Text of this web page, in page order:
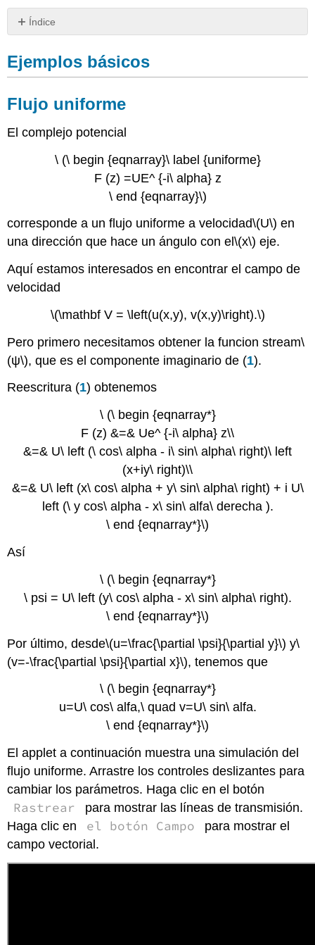
Índice
básicos
Flujo
Flujo
de
punto
estancamiento
Vortex
Combinando
complejos
Ejemplos básicos
Flujo uniforme
El complejo potencial
\ (\ begin {eqnarray}\ label {uniforme}
F (z) =UE^ {-i\ alpha} z
\ end {eqnarray}\)
corresponde a un flujo uniforme a velocidad\(U\) en
una dirección que hace un ángulo con el\(x\) eje.
Aquí estamos interesados en encontrar el campo de
velocidad
\(\mathbf V = \left(u(x,y), v(x,y)\right).\)
Pero primero necesitamos obtener la funcion stream\
(ψ\), que es el componente imaginario de (1).
Reescritura (1) obtenemos
\ (\ begin {eqnarray*}
F (z) &=& Ue^ {-i\ alpha} z\\
&=& U\ left (\ cos\ alpha - i\ sin\ alpha\ right)\ left
(x+iy\ right)\\
&=& U\ left (x\ cos\ alpha + y\ sin\ alpha\ right) + i U\
left (\ y cos\ alpha - x\ sin\ alfa\ derecha ).
\ end {eqnarray*}\)
Así
\ (\ begin {eqnarray*}
\ psi = U\ left (y\ cos\ alpha - x\ sin\ alpha\ right).
\ end {eqnarray*}\)
Por último, desde\(u=\frac{\partial \psi}{\partial y}\) y\
(v=-\frac{\partial \psi}{\partial x}\), tenemos que
\ (\ begin {eqnarray*}
u=U\ cos\ alfa,\ quad v=U\ sin\ alfa.
\ end {eqnarray*}\)
El applet a continuación muestra una simulación del
flujo uniforme. Arrastre los controles deslizantes para
cambiar los parámetros. Haga clic en el botón
Rastrear
para mostrar las líneas de transmisión.
Haga clic en
el botón Campo
para mostrar el
campo vectorial.